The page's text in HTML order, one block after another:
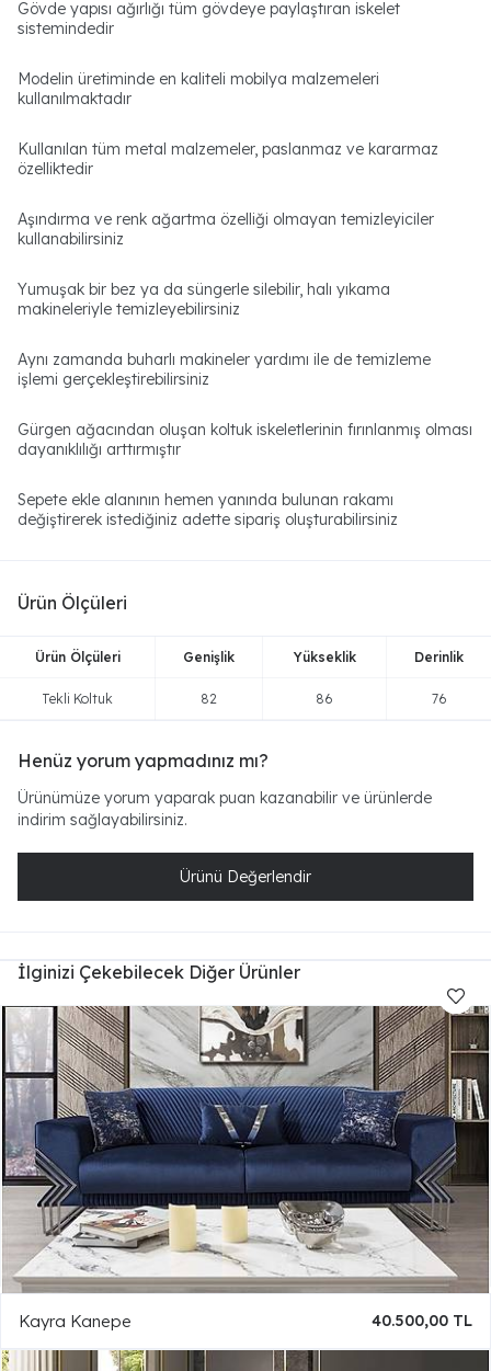
Ürün Ölçüleri
Ürün Ölçüleri Genişlik Yükseklik Derinlik
Tekli Koltuk 82 86 76
Gövde yapısı ağırlığı tüm gövdeye paylaştıran iskelet
sistemindedir
Modelin üretiminde en kaliteli mobilya malzemeleri
kullanılmaktadır
Kullanılan tüm metal malzemeler, paslanmaz ve kararmaz
özelliktedir
Aşındırma ve renk ağartma özelliği olmayan temizleyiciler
kullanabilirsiniz
Yumuşak bir bez ya da süngerle silebilir, halı yıkama
makineleriyle temizleyebilirsiniz
Aynı zamanda buharlı makineler yardımı ile de temizleme
işlemi gerçekleştirebilirsiniz
Gürgen ağacından oluşan koltuk iskeletlerinin fırınlanmış olması
dayanıklılığı arttırmıştır
Sepete ekle alanının hemen yanında bulunan rakamı
değiştirerek istediğiniz adette sipariş oluşturabilirsiniz
Henüz yorum yapmadınız mı?
Ürünümüze yorum yaparak puan kazanabilir ve ürünlerde
indirim sağlayabilirsiniz.
Ürünü Değerlendir
İlginizi Çekebilecek Diğer Ürünler
Kayra Kanepe 40.500,00 TL